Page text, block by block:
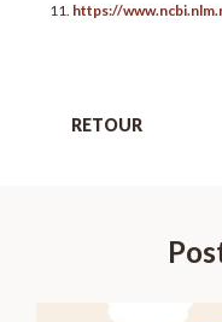
https://
RETOUR